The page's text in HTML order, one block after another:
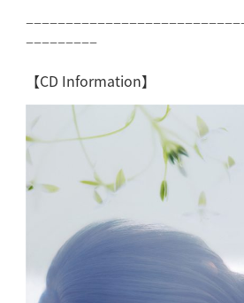
−−−−−−−−−
【CD Information】